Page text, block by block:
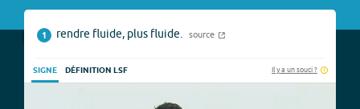
1 rendre fluide, plus fluide. source
SIGNE DÉFINITION LSF Il y a un souci ?